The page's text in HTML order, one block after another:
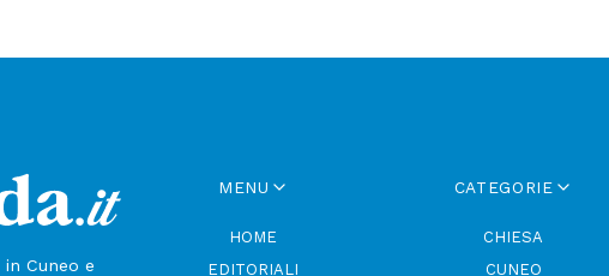
Cuneo e
MENU
HOME
EDITORIALI
CATEGORIE
CHIESA
CUNEO